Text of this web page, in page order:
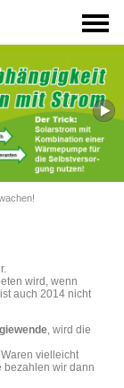
wird, wenn
auch 2014 nicht
, wird die
vielleicht
bezahlen wir dann